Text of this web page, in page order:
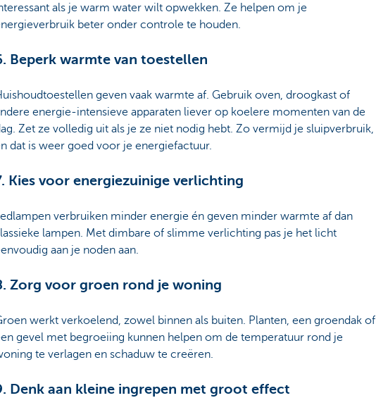
als je warm water wilt opwekken. Ze helpen om je
beter onder controle te houden.
Beperk warmte van toestellen
geven vaak warmte af. Gebruik oven, droogkast of
energie-intensieve apparaten liever op koelere momenten van de
Zet ze volledig uit als je ze niet nodig hebt. Zo vermijd je sluipverbruik,
dat is weer goed voor je energiefactuur.
Kies voor energiezuinige verlichting
Ledlampen verbruiken minder energie én geven minder warmte af dan
lampen. Met dimbare of slimme verlichting pas je het licht
aan je noden aan.
Zorg voor groen rond je woning
werkt verkoelend, zowel binnen als buiten. Planten, een groendak of
gevel met begroeiing kunnen helpen om de temperatuur rond je
te verlagen en schaduw te creëren.
Denk aan kleine ingrepen met groot effect